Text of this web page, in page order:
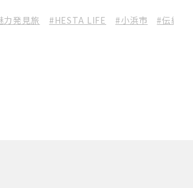
#HESTA LIFE
力発見旅 #HESTA LIFE #小浜市 #伝統工芸